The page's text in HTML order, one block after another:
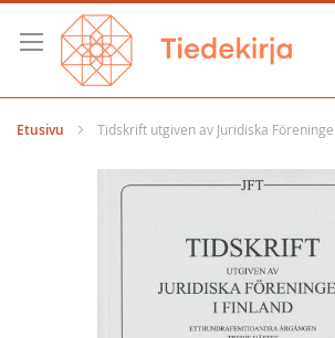
Skip
Content
Etusivu Tidskrift utgiven av Juridiska